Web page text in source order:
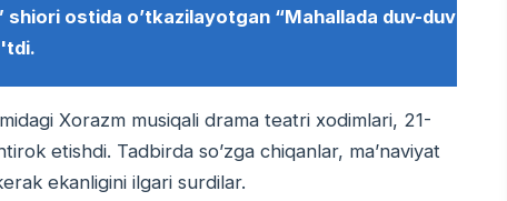
shiori ostida o’tkazilayotgan “Mahallada duv-duv
Xorazm musiqali drama teatri xodimlari, 21-
etishdi. Tadbirda so’zga chiqanlar, ma’naviyat
ekanligini ilgari surdilar.